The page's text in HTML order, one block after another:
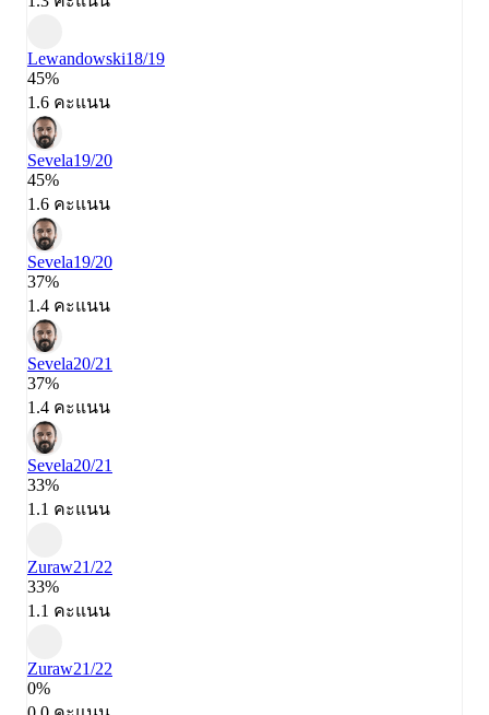
Lewandowski18/19
45%
1.6 คะแนน
Sevela19/20
45%
1.6 คะแนน
Sevela19/20
37%
1.4 คะแนน
Sevela20/21
37%
1.4 คะแนน
Sevela20/21
33%
1.1 คะแนน
Zuraw21/22
33%
1.1 คะแนน
Zuraw21/22
0%